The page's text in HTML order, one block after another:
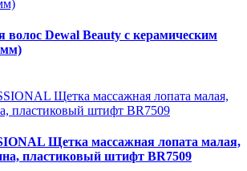
волос Dewal Beauty с керамическим
мм)
Щетка массажная лопата малая,
пластиковый штифт BR7509